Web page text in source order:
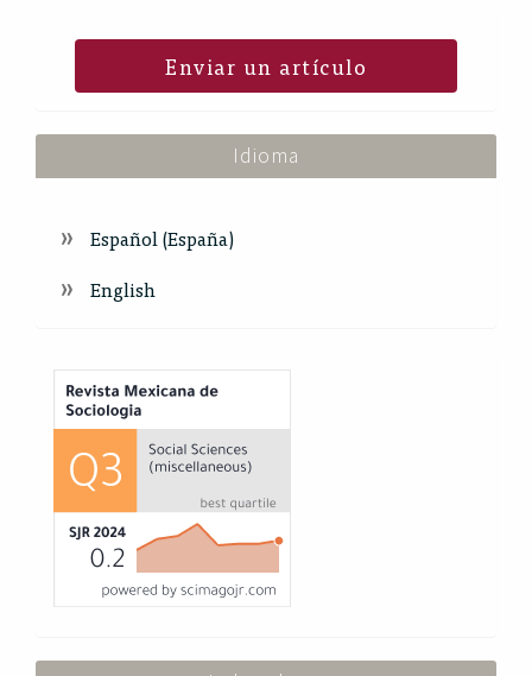
Enviar un artículo
Idioma
Español (España)
English
Index